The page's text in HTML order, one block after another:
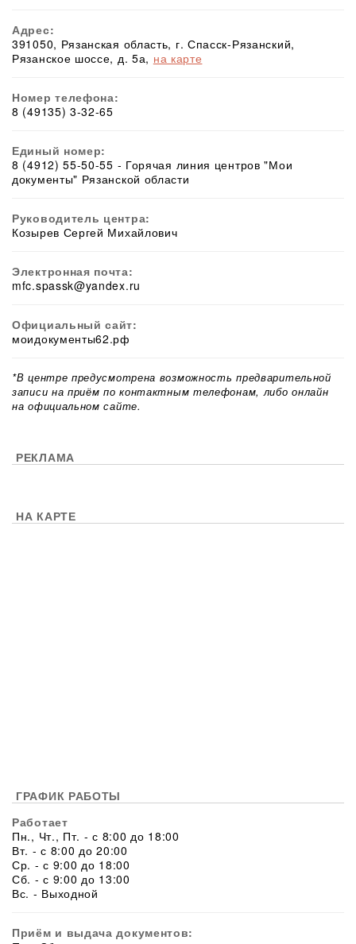
Адрес:
391050, Рязанская область, г. Спасск-Рязанский,
Рязанское шоссе, д. 5а, на карте
Номер телефона:
8 (49135) 3-32-65
Единый номер:
8 (4912) 55-50-55 - Горячая линия центров "Мои
документы" Рязанской области
Руководитель центра:
Козырев Сергей Михайлович
Электронная почта:
mfc.spassk@yandex.ru
Официальный сайт:
моидокументы62.рф
*В центре предусмотрена возможность предварительной
записи на приём по контактным телефонам, либо онлайн
на официальном сайте.
РЕКЛАМА
НА КАРТЕ
ГРАФИК РАБОТЫ
Работает
Пн., Чт., Пт. - с 8:00 до 18:00
Вт. - с 8:00 до 20:00
Ср. - с 9:00 до 18:00
Сб. - с 9:00 до 13:00
Вс. - Выходной
Приём и выдача документов: